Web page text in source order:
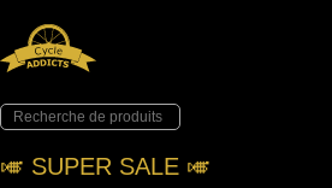
🎺︎ SUPER SALE 🎺︎